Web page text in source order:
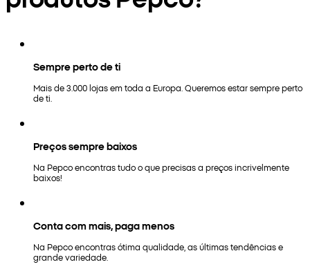
Sempre perto de ti
Mais de 3.000 lojas em toda a Europa. Queremos estar sempre perto
de ti.
Preços sempre baixos
Na Pepco encontras tudo o que precisas a preços incrivelmente
baixos!
Conta com mais, paga menos
Na Pepco encontras ótima qualidade, as últimas tendências e
grande variedade.